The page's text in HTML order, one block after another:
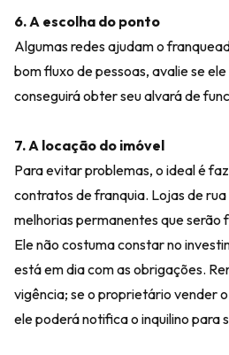
6. A escolha do ponto
Algumas redes ajudam o
bom fluxo de pessoas, avalie se
conseguirá obter seu alvará de
7. A locação do imóvel
Para evitar problemas, o ideal é
contratos de franquia. Lojas de
melhorias permanentes que serão
Ele não costuma constar no
está em dia com as obrigações.
vigência; se o proprietário vender
ele poderá notifica o inquilino para